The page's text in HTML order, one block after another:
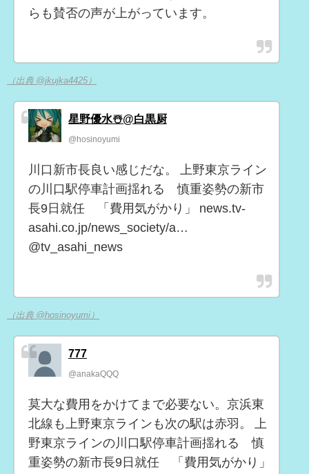
らも賛否の声が上がっています。
（出典 @jkujka4425）
星野優水☃️@白黒厨
@hosinoyumi
川口新市長良い感じだな。 上野東京ライン
の川口駅停車計画揺れる 慎重姿勢の新市
長9日就任 「費用気がかり」 news.tv-
asahi.co.jp/news_society/a…
@tv_asahi_news
（出典 @hosinoyumi）
777
@anakaQQQ
莫大な費用をかけてまで必要ない。京浜東
北線も上野東京ラインも次の駅は赤羽。 上
野東京ラインの川口駅停車計画揺れる 慎
重姿勢の新市長9日就任 「費用気がかり」